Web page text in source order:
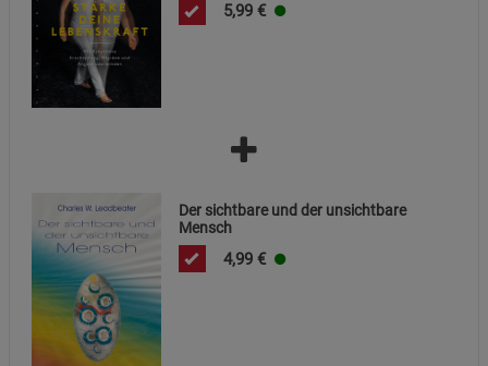
5,99 €
Der sichtbare und der unsichtbare
Mensch
4,99 €